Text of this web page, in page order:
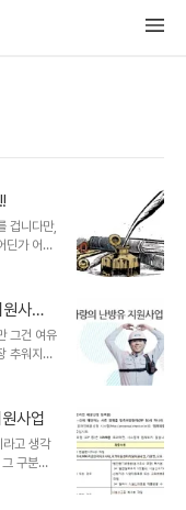
겁니다만,
딘가 어렵
한계는
리 글귀
니다. 그
로 내 글
았습니다.
어떨까
사업
그건 여유
추워지면
이니까요.
꾸려가
하는 경우
지원금
으로 하
일뱅크
사업
라고 생각
구분된
지라고